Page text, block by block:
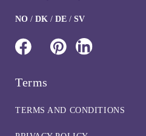
NO / DK / DE / SV
Terms
TERMS AND CONDITIONS